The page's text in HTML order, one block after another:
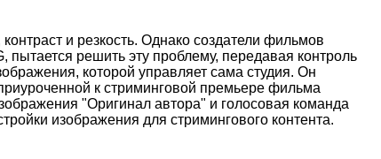
и резкость. Однако создатели фильмов
решить эту проблему, передавая контроль
которой управляет сама студия. Он
к стриминговой премьере фильма
"Оригинал автора" и голосовая команда
изображения для стримингового контента.